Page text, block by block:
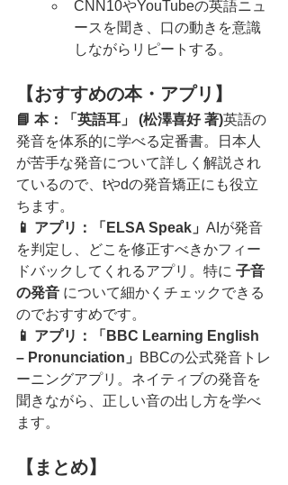
CNN10やYouTubeの英語ニュ
ースを聞き、口の動きを意識
しながらリピートする。
【おすすめの本・アプリ】
📘 本：「英語耳」 (松澤喜好 著)英語の
発音を体系的に学べる定番書。日本人
が苦手な発音について詳しく解説され
ているので、tやdの発音矯正にも役立
ちます。
📱 アプリ：「ELSA Speak」 AIが発音
を判定し、どこを修正すべきかフィー
ドバックしてくれるアプリ。特に 子音
の発音 について細かくチェックできる
のでおすすめです。
📱 アプリ：「BBC Learning English
– Pronunciation」
BBCの公式発音トレ
ーニングアプリ。ネイティブの発音を
聞きながら、正しい音の出し方を学べ
ます。
【まとめ】